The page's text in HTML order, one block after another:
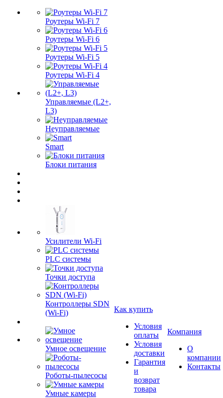
Роутеры Wi-Fi 7
Роутеры Wi-Fi 6
Роутеры Wi-Fi 5
Роутеры Wi-Fi 4
Управляемые (L2+,
L3)
Неуправляемые
Smart
Блоки питания
Усилители Wi-Fi
PLC системы
Точки доступа
Контроллеры SDN
(Wi-Fi)
Умное освещение
Роботы-пылесосы
Умные камеры
Как купить
Условия
оплаты
Условия
доставки
Гарантия
и
возврат
товара
Компания
О
компании
Контакты